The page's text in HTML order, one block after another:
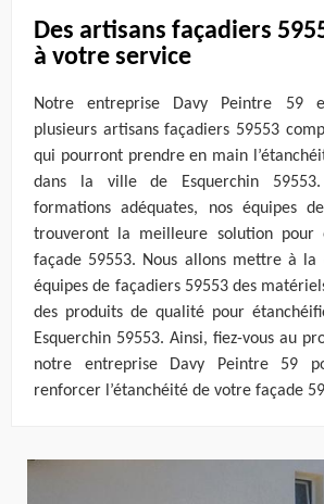
Des artisans façadiers
à votre service
Notre entreprise Davy Peintre 59
plusieurs artisans façadiers 59553
qui pourront prendre en main
dans la ville de Esquerchin
formations adéquates, nos équipes
trouveront la meilleure solution pour
façade 59553. Nous allons mettre à la
équipes de façadiers 59553 des
des produits de qualité pour
Esquerchin 59553. Ainsi, fiez-vous au
notre entreprise Davy Peintre 59
renforcer l’étanchéité de votre façade